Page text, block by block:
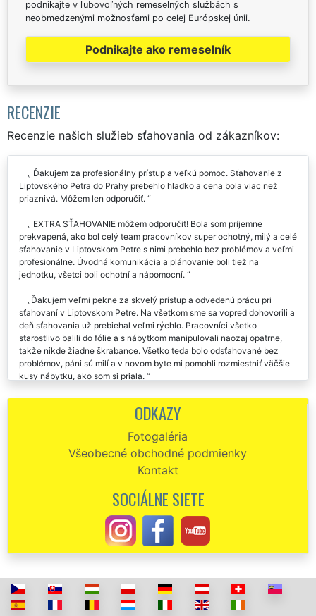
podnikajte v ľubovoľných remeselných službách s
neobmedzenými možnosťami po celej Európskej únii.
Podnikajte ako remeselník
RECENZIE
Recenzie našich služieb sťahovania od zákazníkov:
Ďakujem za profesionálny prístup a veľkú pomoc. Sťahovanie z
Liptovského Petra do Prahy prebehlo hladko a cena bola viac než
priaznivá. Môžem len odporučiť.
EXTRA SŤAHOVANIE môžem odporučiť! Bola som príjemne
prekvapená, ako bol celý team pracovníkov super ochotný, milý a celé
sťahovanie v Liptovskom Petre s nimi prebehlo bez problémov a veľmi
profesionálne. Úvodná komunikácia a plánovanie boli tiež na
jednotku, všetci boli ochotní a nápomocní.
Ďakujem veľmi pekne za skvelý prístup a odvedenú prácu pri
sťahovaní v Liptovskom Petre. Na všetkom sme sa vopred dohovorili a
deň sťahovania už prebiehal veľmi rýchlo. Pracovníci všetko
starostlivo balili do fólie a s nábytkom manipulovali naozaj opatrne,
takže nikde žiadne škrabance. Všetko teda bolo odsťahované bez
problémov, páni sú milí a v novom byte mi pomohli rozmiestniť väčšie
kusy nábytku, ako som si priala.
Sťahovanie z Liptovského Petra. Milí, ochotní ústretoví. Super
servis i cena. Ďakujem a odporúčam.
Som plne spokojný a ďakujem za vašu ochotu pri sťahovaní z
Liptovského Petra. Všetko pre mňa rýchlo naplánovali a s vašimi
pracovníkmi som bol tiež veľmi spokojný. Všetko vybavenie rýchlo
naložili, vyložili a ešte ma doviezli späť k môjmu autu. Veľakrát
Precízni, slušní, milí a veľmi ochotní. Skutočne môžem vrelo
odporučiť. Už som v Liptovskom Petre využila dvakrát sťahovaciu
službu tejto spoločnosti EXTRA SŤAHOVANIE. Ich prístup k práci
prekonal moje očakávania. Ešte raz vám touto cestou ďakujem za
Sťahovanie Liptovský Peter -Prešov. Veľká spokojnosť s
presťahovaním i cenou. Ďakujem a odporúčam. Vďaka za vašu ochotu.
ODKAZY
Fotogaléria
Všeobecné obchodné podmienky
Kontakt
SOCIÁLNE SIETE